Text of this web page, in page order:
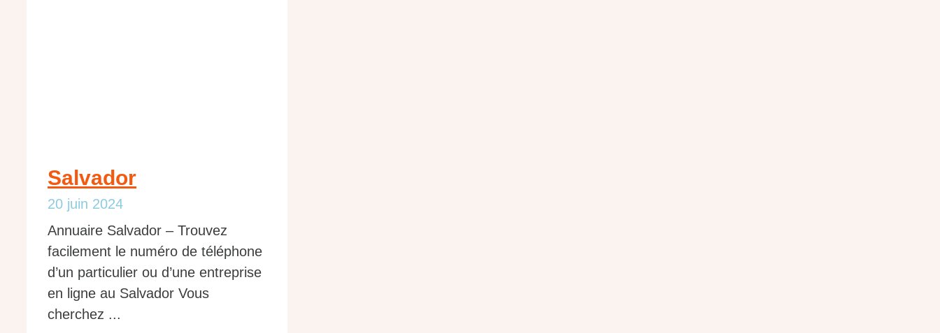
Salvador
20 juin 2024
Annuaire Salvador – Trouvez
facilement le numéro de téléphone
d’un particulier ou d’une entreprise
en ligne au Salvador Vous
cherchez ...